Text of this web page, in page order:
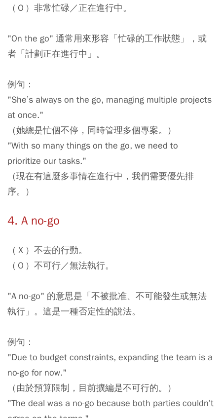
（Ｏ）非常忙碌／正在進行中。
"On the go" 通常用來形容「忙碌的工作狀態」，或
者「計劃正在進行中」。
例句：
"She’s always on the go, managing multiple projects
at once."
（她總是忙個不停，同時管理多個專案。）
"With so many things on the go, we need to
prioritize our tasks."
（現在有這麼多事情在進行中，我們需要優先排
序。）
4. A no-go
（Ｘ）不去的行動。
（Ｏ）不可行／無法執行。
"A no-go" 的意思是「不被批准、不可能發生或無法
執行」。這是一種否定性的說法。
例句：
"Due to budget constraints, expanding the team is a
no-go for now."
（由於預算限制，目前擴編是不可行的。）
"The deal was a no-go because both parties couldn’t